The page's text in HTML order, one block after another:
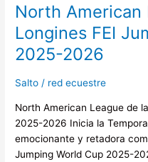
North American
Longines FEI
2025-2026
Salto / red ecuestre
North American League de
2025-2026 Inicia la
emocionante y retadora
Jumping World Cup 2025-